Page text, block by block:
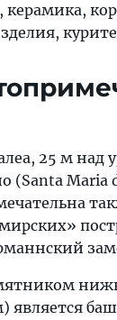
25 м
Maria